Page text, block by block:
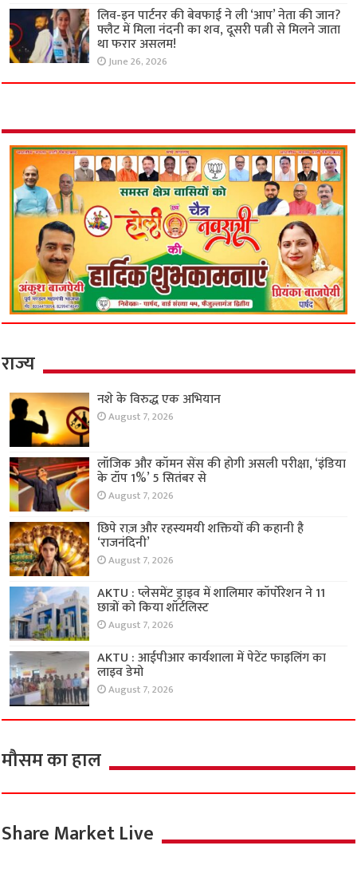
लिव-इन पार्टनर की बेवफाई ने ली ‘आप’ नेता की जान?
फ्लैट में मिला नंदनी का शव, दूसरी पत्नी से मिलने जाता
था फरार असलम!
June 26, 2026
राज्य
नशे के विरुद्ध एक अभियान
August 7, 2026
लॉजिक और कॉमन सेंस की होगी असली परीक्षा, ‘इंडिया
के टॉप 1%’ 5 सितंबर से
August 7, 2026
छिपे राज़ और रहस्यमयी शक्तियों की कहानी है
‘राजनंदिनी’
August 7, 2026
AKTU : प्लेसमेंट ड्राइव में शालिमार कॉर्पोरेशन ने 11
छात्रों को किया शॉर्टलिस्ट
August 7, 2026
AKTU : आईपीआर कार्यशाला में पेटेंट फाइलिंग का
लाइव डेमो
August 7, 2026
मौसम का हाल
Share Market Live